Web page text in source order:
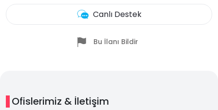
Canlı Destek
Bu İlanı Bildir
Ofislerimiz & İletişim